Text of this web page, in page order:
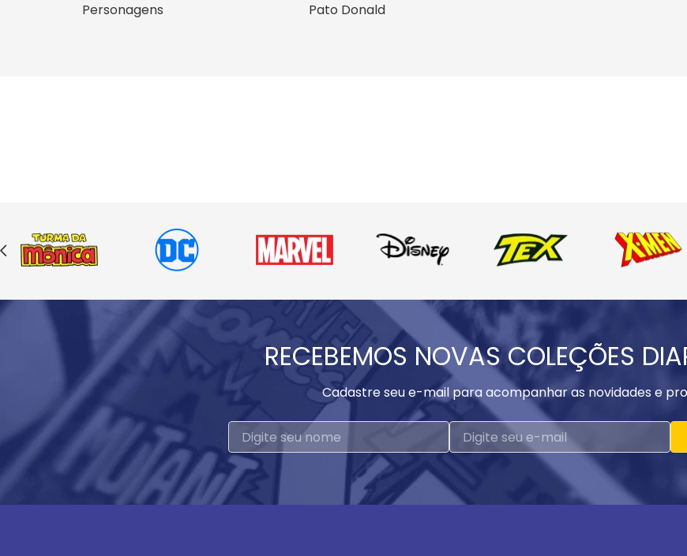
Personagens Pato Donald
RECEBEMOS NOVAS COLEÇÕES
Cadastre seu e-mail para acompanhar as novidades e